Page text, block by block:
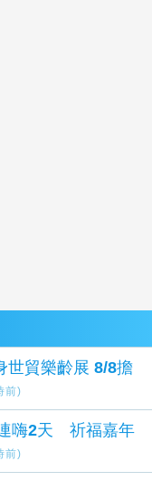
世貿樂齡展 8/8擔
前)
嗨2天 祈福嘉年
前)